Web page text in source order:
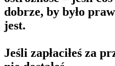
dobrze, by było
jest.
Jeśli zapłaciłeś za